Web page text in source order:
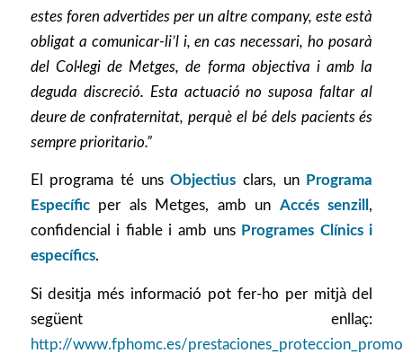
estes foren advertides per un altre company, este està
obligat a comunicar-li’l i, en cas necessari, ho posarà
del Col·legi de Metges, de forma objectiva i amb la
deguda discreció. Esta actuació no suposa faltar al
deure de confraternitat, perquè el bé dels pacients és
sempre prioritario.”
El programa té unsObjectius clars, un Programa
Específicper als Metges, amb un Accés senzill ,
confidencial i fiable i amb uns Programes Clínics i
específics.
Si desitja més informació pot fer-ho per mitjà del
següent enllaç:
http://www.fphomc.es/